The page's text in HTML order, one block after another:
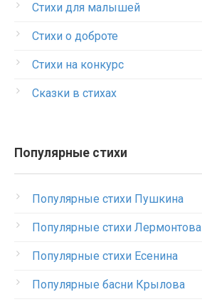
Стихи для малышей
Стихи о доброте
Стихи на конкурс
Сказки в стихах
Популярные стихи
Популярные стихи Пушкина
Популярные стихи Лермонтова
Популярные стихи Есенина
Популярные басни Крылова